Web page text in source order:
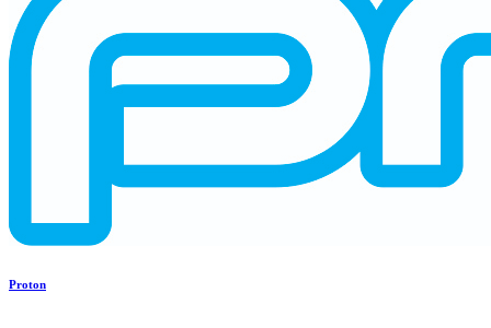
Proton